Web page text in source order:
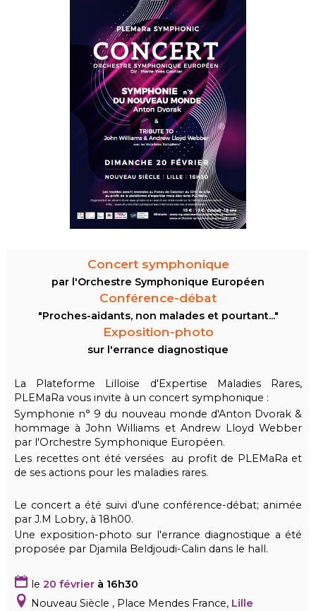
Concert symphonique
par l'Orchestre Symphonique Européen
Conférence-débat
"Proches-aidants, non malades et pourtant..."
Exposition-photo
sur l'errance diagnostique
La Plateforme Lilloise d'Expertise Maladies Rares,
PLEMaRa vous invite à un concert symphonique :
Symphonie n° 9 du nouveau monde d'Anton Dvorak &
hommage à John Williams et Andrew Lloyd Webber
par l'Orchestre Symphonique Européen.
Les recettes ont été versées au profit de PLEMaRa et
de ses actions pour les maladies rares.
Le concert a été suivi d'une conférence-débat; animée
par J.M Lobry, à 18h00.
Une exposition-photo sur l'errance diagnostique a été
proposée par Djamila Beldjoudi-Calin dans le hall.
le 20 février à 16h30
Nouveau Siècle , Place Mendes France, Lille